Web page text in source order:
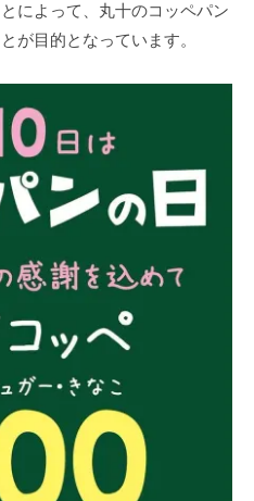
によって、丸十のコッペパン
が目的となっています。